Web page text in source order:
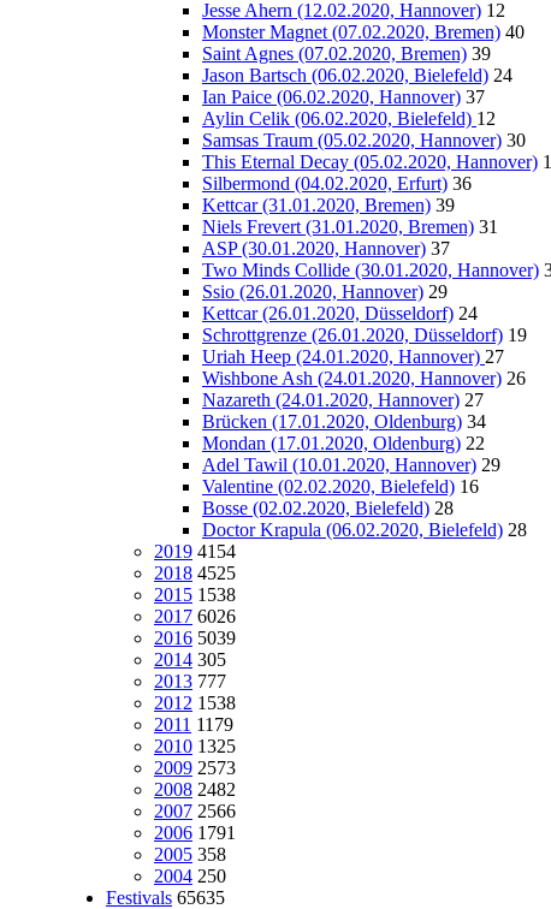
Jesse Ahern (12.02.2020, Hannover) 12
Monster Magnet (07.02.2020, Bremen) 40
Saint Agnes (07.02.2020, Bremen) 39
Jason Bartsch (06.02.2020, Bielefeld) 24
Ian Paice (06.02.2020, Hannover) 37
Aylin Celik (06.02.2020, Bielefeld) 12
Samsas Traum (05.02.2020, Hannover) 30
This Eternal Decay (05.02.2020, Hannover)
Silbermond (04.02.2020, Erfurt) 36
Kettcar (31.01.2020, Bremen) 39
Niels Frevert (31.01.2020, Bremen) 31
ASP (30.01.2020, Hannover) 37
Two Minds Collide (30.01.2020, Hannover)
Ssio (26.01.2020, Hannover) 29
Kettcar (26.01.2020, Düsseldorf) 24
Schrottgrenze (26.01.2020, Düsseldorf) 19
Uriah Heep (24.01.2020, Hannover) 27
Wishbone Ash (24.01.2020, Hannover) 26
Nazareth (24.01.2020, Hannover) 27
Brücken (17.01.2020, Oldenburg) 34
Mondan (17.01.2020, Oldenburg) 22
Adel Tawil (10.01.2020, Hannover) 29
Valentine (02.02.2020, Bielefeld) 16
Bosse (02.02.2020, Bielefeld) 28
Doctor Krapula (06.02.2020, Bielefeld) 28
2019 4154
2018 4525
2015 1538
2017 6026
2016 5039
2014 305
2013 777
2012 1538
2011 1179
2010 1325
2009 2573
2008 2482
2007 2566
2006 1791
2005 358
2004 250
Festivals 65635